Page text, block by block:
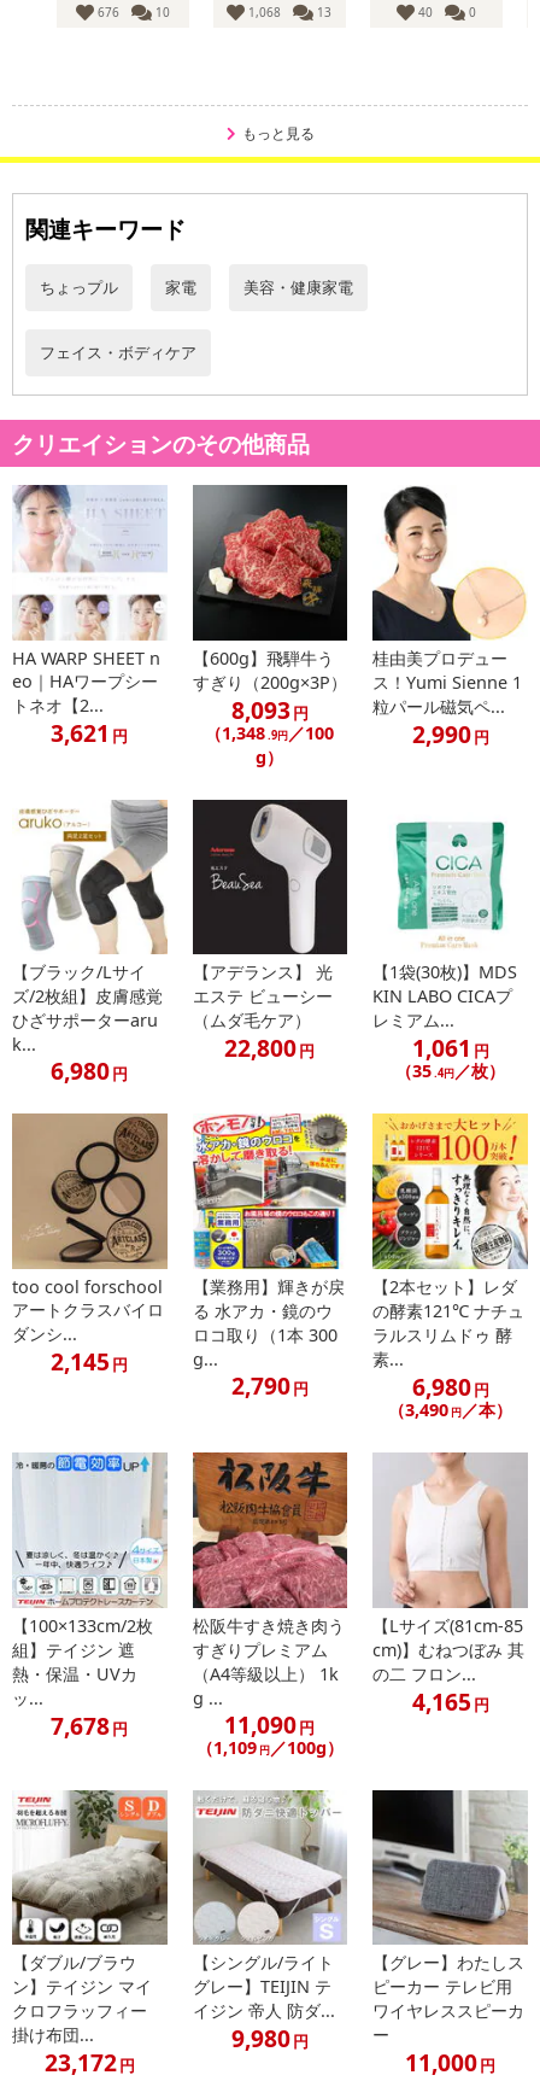
676 10 1,068 13 40 0
もっと見る
関連キーワード
ちょっプル 家電 美容・健康家電
フェイス・ボディケア
クリエイションのその他商品
HA WARP SHEET n
eo｜HAワープシー
トネオ【2...
3,621 円
【600g】飛騨牛う
すぎり（200g×3P）
8,093円
（1,348.9円 ／100
g）
桂由美プロデュー
ス！Yumi Sienne 1
粒パール磁気ペ...
2,990円
【ブラック/Lサイ
ズ/2枚組】皮膚感覚
ひざサポーターaru
k...
6,980円
【アデランス】 光
エステ ビューシー
（ムダ毛ケア）
22,800円
【1袋(30枚)】MDS
KIN LABO CICAプ
レミアム...
1,061 円
（35.4円／枚）
too cool forschool
アートクラスバイロ
ダンシ...
2,145 円
【業務用】輝きが戻
る 水アカ・鏡のウ
ロコ取り（1本 300
g...
2,790円
【2本セット】レダ
の酵素121℃ ナチュ
ラルスリムドゥ 酵
素...
6,980円
（3,490 円／本）
【100×133cm/2枚
組】テイジン 遮
熱・保温・UVカ
ッ...
7,678円
松阪牛すき焼き肉う
すぎりプレミアム
（A4等級以上） 1k
g ...
11,090円
（1,109 円／100g）
【Lサイズ(81cm-85
cm)】むねつぼみ 其
の二 フロン...
4,165 円
【ダブル/ブラウ
ン】テイジン マイ
クロフラッフィー
掛け布団...
23,172円
【シングル/ライト
グレー】TEIJIN テ
イジン 帝人 防ダ...
9,980円
【グレー】わたしス
ピーカー テレビ用
ワイヤレススピーカ
ー
11,000円